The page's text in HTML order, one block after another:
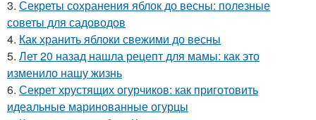
3. Секреты сохранения яблок до весны: полезные
советы для садоводов
4. Как хранить яблоки свежими до весны
5. Лет 20 назад нашла рецепт для мамы: как это
изменило нашу жизнь
6. Секрет хрустящих огурчиков: как приготовить
идеальные маринованные огурцы